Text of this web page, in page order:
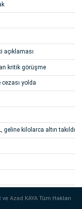
açıklaması
kritik görüşme
yolda
kilolarca altın takıldı
veAzad KAYATüm Hakları